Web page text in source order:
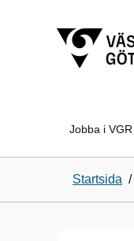
Jobba i VGR
Startsida /